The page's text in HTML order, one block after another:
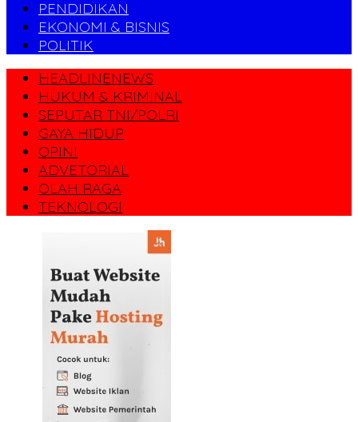
PENDIDIKAN
EKONOMI & BISNIS
POLITIK
HEADLINENEWS
HUKUM & KRIMINAL
SEPUTAR TNI/POLRI
GAYA HIDUP
OPINI
ADVETORIAL
OLAH RAGA
TEKNOLOGI